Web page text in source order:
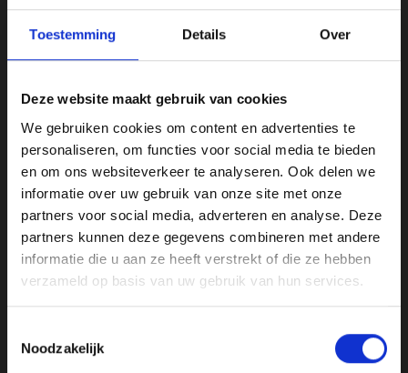
Toestemming Details Over
Deze website maakt gebruik van cookies
We gebruiken cookies om content en advertenties te
personaliseren, om functies voor social media te bieden
en om ons websiteverkeer te analyseren. Ook delen we
informatie over uw gebruik van onze site met onze
partners voor social media, adverteren en analyse. Deze
partners kunnen deze gegevens combineren met andere
informatie die u aan ze heeft verstrekt of die ze hebben
verzameld op basis van uw gebruik van hun services.
Noodzakelijk
kvk: 92898432
BTWnr. NL004987898B09
Openingstijden:
Maandag, Dinsdag, Donderdag, Vrijdag: 12:00 – 17:00
Klantenservice
Mijn account